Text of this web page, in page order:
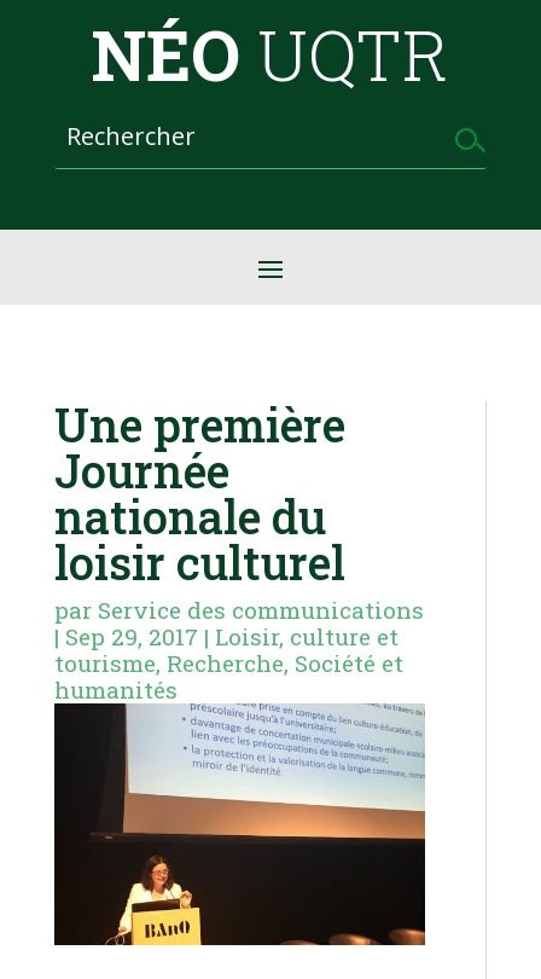
NÉO UQTR
Une première
Journée
nationale du
loisir culturel
par Service des communications
| Sep 29, 2017 | Loisir, culture et
tourisme, Recherche, Société et
humanités